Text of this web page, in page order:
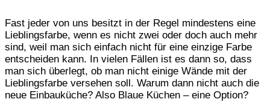
Fast jeder von uns besitzt in der Regel mindestens eine
Lieblingsfarbe, wenn es nicht zwei oder doch auch mehr
sind, weil man sich einfach nicht für eine einzige Farbe
entscheiden kann. In vielen Fällen ist es dann so, dass
man sich überlegt, ob man nicht einige Wände mit der
Lieblingsfarbe versehen soll. Warum dann nicht auch die
neue Einbauküche? Also Blaue Küchen – eine Option?